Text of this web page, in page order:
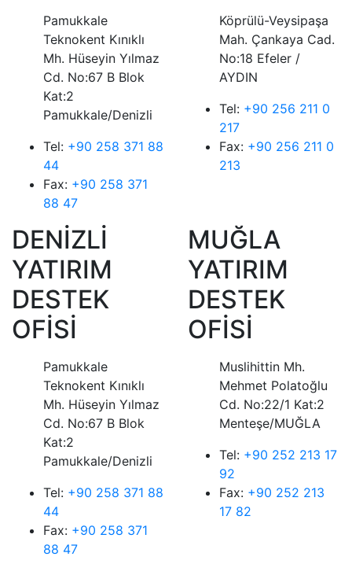
Pamukkale
Teknokent Kınıklı
Mh. Hüseyin Yılmaz
Cd. No:67 B Blok
Kat:2
Pamukkale/Denizli
Tel: +90 258 371 88
44
Fax: +90 258 371
88 47
Köprülü-Veysipaşa
Mah. Çankaya Cad.
No:18 Efeler /
AYDIN
Tel: +90 256 211 0
217
Fax: +90 256 211 0
213
DENİZLİ
YATIRIM
DESTEK
OFİSİ
Pamukkale
Teknokent Kınıklı
Mh. Hüseyin Yılmaz
Cd. No:67 B Blok
Kat:2
Pamukkale/Denizli
Tel: +90 258 371 88
44
Fax: +90 258 371
88 47
MUĞLA
YATIRIM
DESTEK
OFİSİ
Muslihittin Mh.
Mehmet Polatoğlu
Cd. No:22/1 Kat:2
Menteşe/MUĞLA
Tel: +90 252 213 17
92
Fax: +90 252 213
17 82